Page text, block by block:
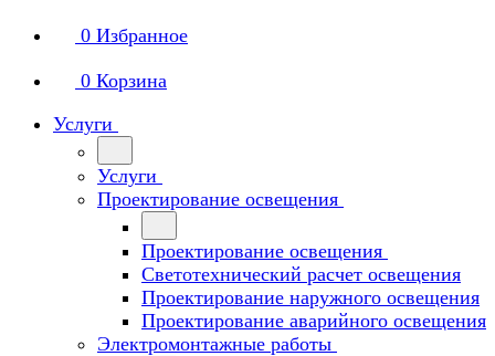
0 Избранное
0 Корзина
Услуги
Услуги
Проектирование освещения
Проектирование освещения
Светотехнический расчет освещения
Проектирование наружного освещения
Проектирование аварийного освещения
Электромонтажные работы